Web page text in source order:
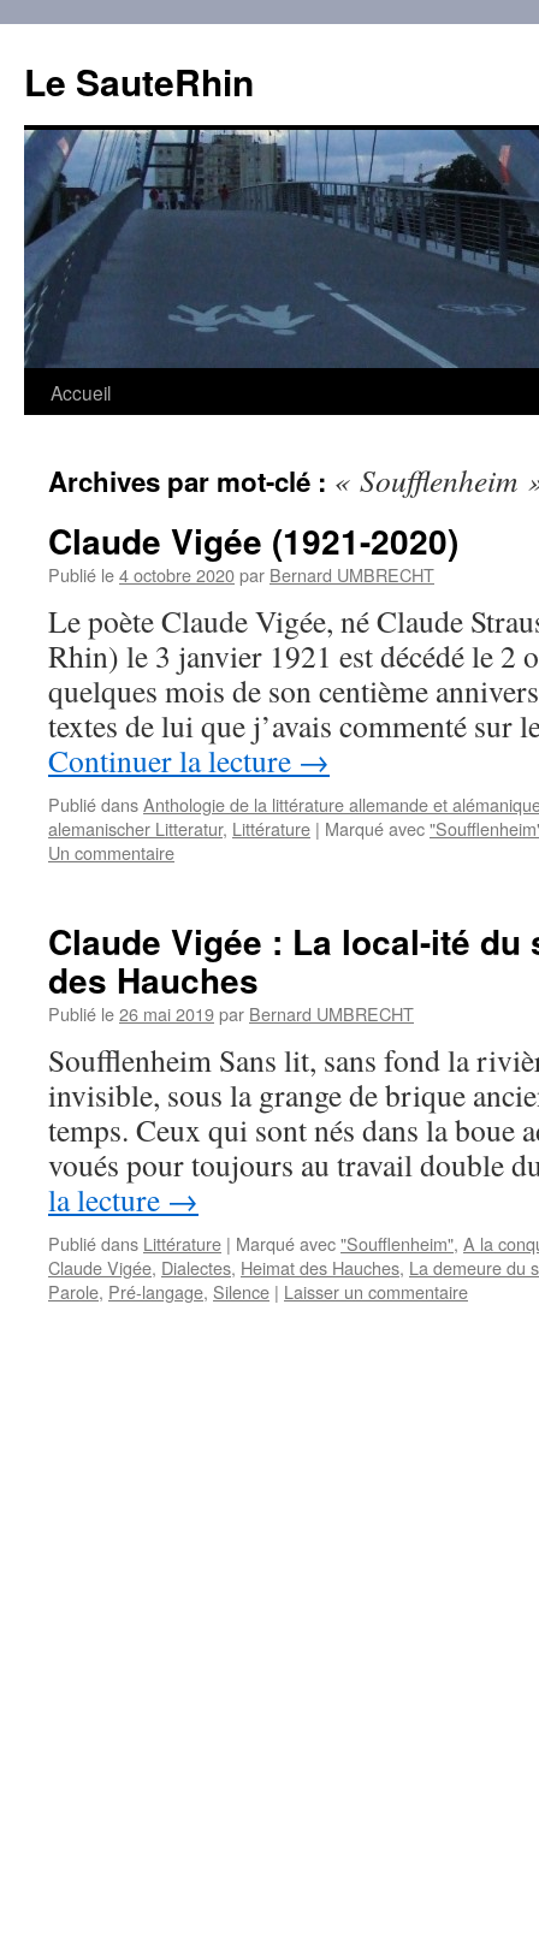
contenu
Le SauteRhin
Accueil
Archives par mot-clé : « Soufflenheim
Claude Vigée (1921-2020)
Publié le4 octobre 2020par Bernard UMBRECHT
Le poète Claude Vigée, né Claude
Rhin) le 3 janvier 1921 est décédé le 2
quelques mois de son centième
textes de lui que j’avais commenté sur
Continuer la lecture →
Publié dansAnthologie de la littérature allemande et
alemanischer Litteratur, Littérature | Marqué avec
Un commentaire
Claude Vigée : La local-ité du
des Hauches
Publié le26 mai 2019par Bernard UMBRECHT
Soufflenheim Sans lit, sans fond la
invisible, sous la grange de brique
temps. Ceux qui sont nés dans la boue
voués pour toujours au travail double
la lecture →
Publié dans Littérature | Marqué avec"Soufflenheim", A la
Claude Vigée, Dialectes, Heimat des Hauches, La demeure du
Parole, Pré-langage, Silence | Laisser un commentaire